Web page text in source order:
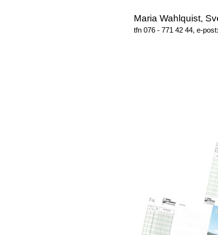
Maria Wahlquist,
tfn 076 - 771 42 44, e-